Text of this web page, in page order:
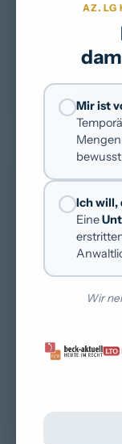
AZ. LG
Mir ist
Ich will,
Eine
Wir
Das